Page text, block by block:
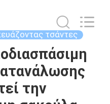
τσάντες
την